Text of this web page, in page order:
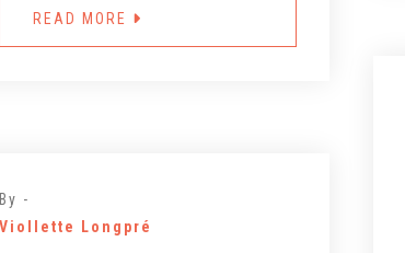
READ MORE
By -
Viollette Longpré